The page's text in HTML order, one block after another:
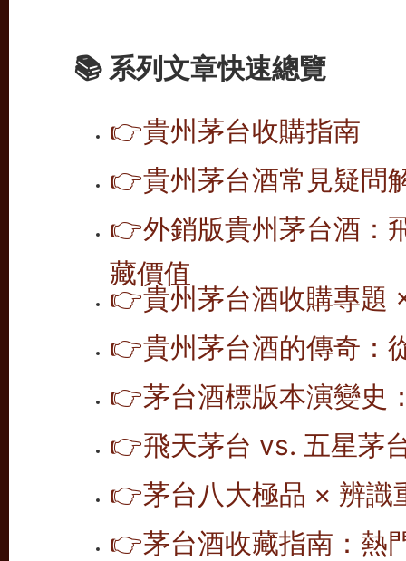
📚 系列文章快速總覽
👉貴州茅台收購指南
👉貴州茅台酒常見疑問
👉外銷版貴州茅台酒：
藏價值
👉貴州茅台酒收購專題
👉貴州茅台酒的傳奇：
👉茅台酒標版本演變史
👉飛天茅台 vs. 五星茅
👉茅台八大極品 × 辨識
👉茅台酒收藏指南：熱